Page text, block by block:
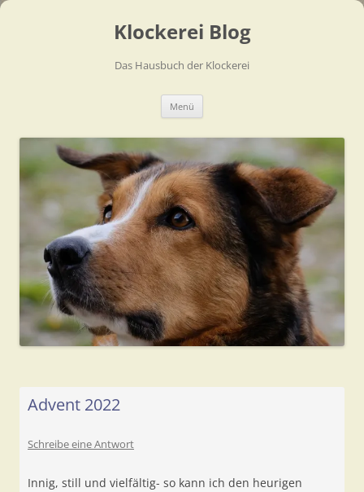
Klockerei Blog
Das Hausbuch der Klockerei
Menü
Advent 2022
Schreibe eine Antwort
Innig, still und vielfältig- so kann ich den heurigen